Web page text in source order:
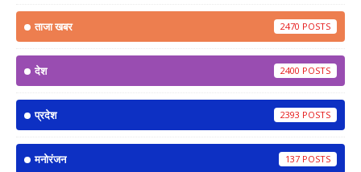
ताजा खबर 2470
देश 2400
प्रदेश 2393
मनोरंजन 137